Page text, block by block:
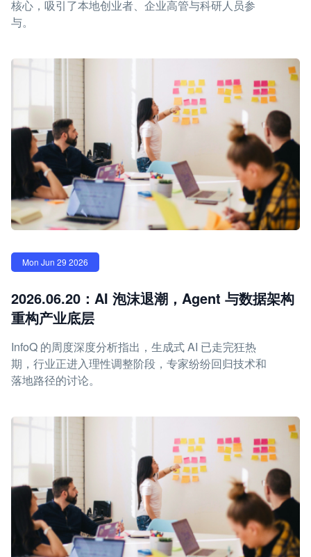
核心，吸引了本地创业者、企业高管与科研人员参
与。
Mon Jun 29 2026
2026.06.20：AI 泡沫退潮，Agent 与数据架构
重构产业底层
InfoQ 的周度深度分析指出，生成式 AI 已走完狂热
期，行业正进入理性调整阶段，专家纷纷回归技术和
落地路径的讨论。